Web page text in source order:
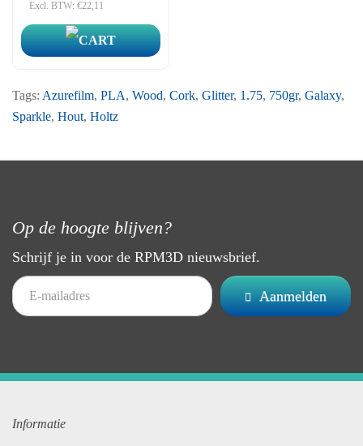
Excl. BTW: €22,11
Tags: Azurefilm, PLA, Wood, Cork, Glitter, 1.75, 750gr, Galaxy,
Sparkle, Hout, Holtz
Op de hoogte blijven?
Schrijf je in voor de RPM3D nieuwsbrief.
Aanmelden
Informatie